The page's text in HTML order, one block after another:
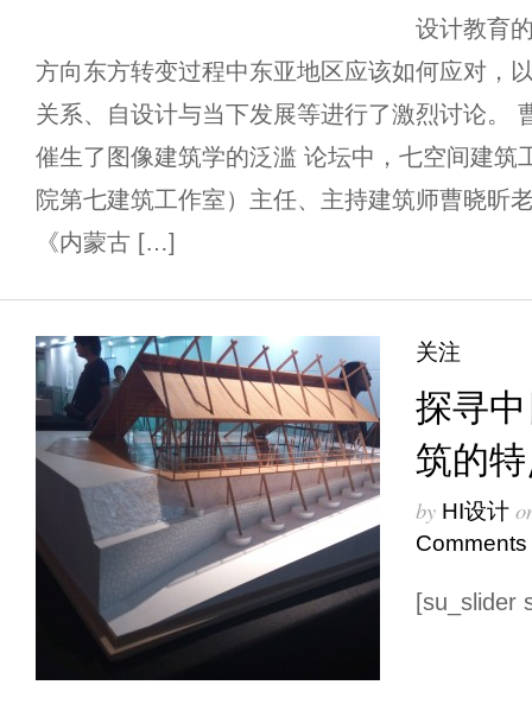
设计教育
方向东方转变过程中东亚地区应该如何应对，
关系、自设计与当下发展等进行了激烈讨论。
催生了图像建筑学的泛滥 论坛中，七空间建筑
院第七建筑工作室）主任、主持建筑师曹晓昕
《内蒙古 […]
关注
探寻
筑的
by HI设计
Comments
[su_slider